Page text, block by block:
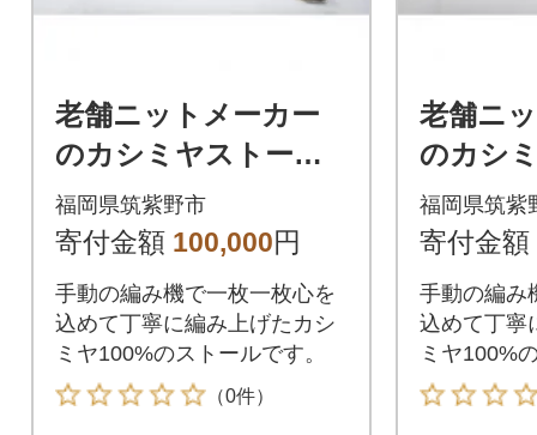
老舗ニットメーカー
のカシミヤストール
(ベージュ)
福岡県筑紫野市
寄付金額 100,000円
手動の編み機で一枚一枚心を
込めて丁寧に編み上げたカシ
ミヤ100%のストールです。
（0件）
老舗ニ
のカシ
(グレー)
福岡県筑紫
寄付金額
手動の編み
込めて丁寧
ミヤ100%